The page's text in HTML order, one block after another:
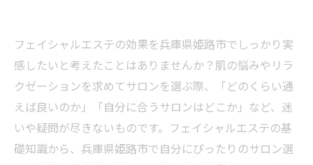
フェイシャルエステの効果を兵庫県姫路市でしっかり実
感したいと考えたことはありませんか？肌の悩みやリラ
クゼーションを求めてサロンを選ぶ際、「どのくらい通
えば良いのか」「自分に合うサロンはどこか」など、迷
いや疑問が尽きないものです。フェイシャルエステの基
礎知識から、兵庫県姫路市で自分にぴったりのサロン選